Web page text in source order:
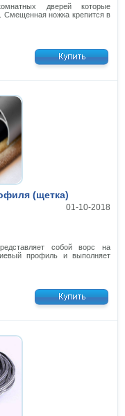
дверей которые
Смещенная ножка крепится в
(щетка)
01-10-2018
собой ворс на
профиль и выполняет